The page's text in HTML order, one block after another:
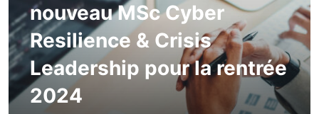
nouveau MSc Cyber
Resilience & Crisis
Leadership pour la rentrée
2024